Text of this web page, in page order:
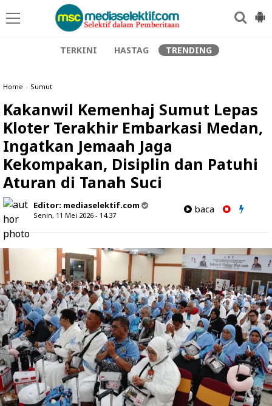
TERKINI HASTAG TRENDING
Home » Sumut
Kakanwil Kemenhaj Sumut Lepas
Kloter Terakhir Embarkasi Medan,
Ingatkan Jemaah Jaga
Kekompakan, Disiplin dan Patuhi
Aturan di Tanah Suci
Editor: mediaselektif.com
Senin, 11 Mei 2026 - 14.37
baca